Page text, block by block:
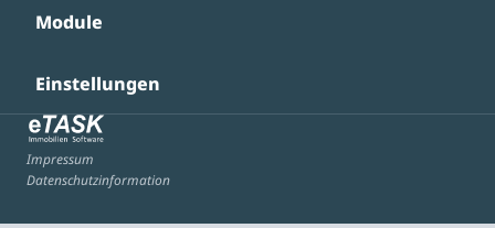
Module
Einstellungen
Impressum
Datenschutzinformation